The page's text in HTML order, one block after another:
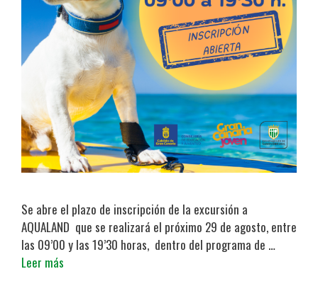
Se abre el plazo de inscripción de la excursión a
AQUALAND que se realizará el próximo 29 de agosto, entre
las 09’00 y las 19’30 horas, dentro del programa de …
Leer más